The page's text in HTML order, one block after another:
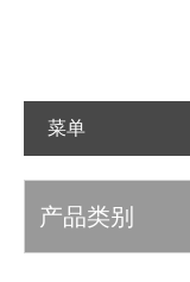
菜单
产品类别